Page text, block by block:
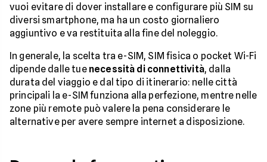
vuoi evitare di dover installare e configurare più SIM su
diversi smartphone, ma ha un costo giornaliero
aggiuntivo e va restituita alla fine del noleggio.
In generale, la scelta tra e-SIM, SIM fisica o pocket Wi-Fi
dipende dalle tue necessità di connettività, dalla
durata del viaggio e dal tipo di itinerario: nelle città
principali la e-SIM funziona alla perfezione, mentre nelle
zone più remote può valere la pena considerare le
alternative per avere sempre internet a disposizione.